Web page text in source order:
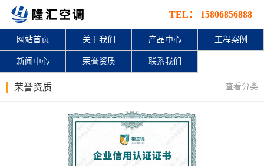
TEL： 15806856888
网站首页 关于我们 产品中心 工程案例
新闻中心 荣誉资质 联系我们
荣誉资质 查看分类